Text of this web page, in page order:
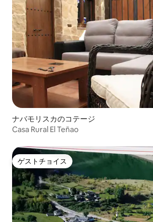
ナバモリスカのコテージ
Casa Rural El Teñao
ゲストチョイス
ゲストチョイス